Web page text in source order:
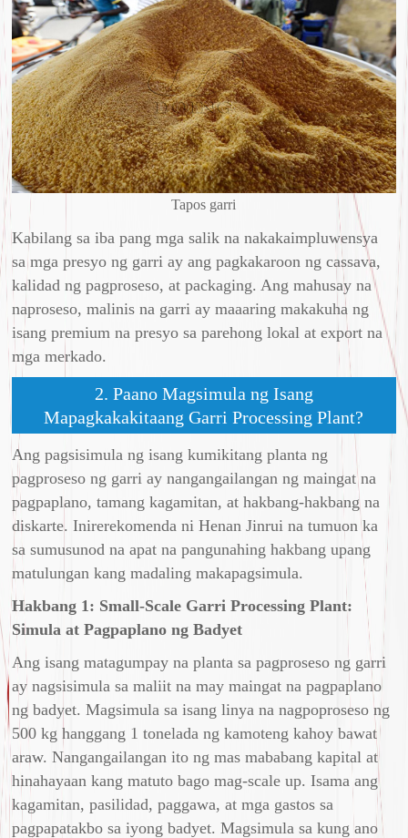
Tapos garri
Kabilang sa iba pang mga salik na nakakaimpluwensya
sa mga presyo ng garri ay ang pagkakaroon ng cassava,
kalidad ng pagproseso, at packaging. Ang mahusay na
naproseso, malinis na garri ay maaaring makakuha ng
isang premium na presyo sa parehong lokal at export na
mga merkado.
2. Paano Magsimula ng Isang
Mapagkakakitaang Garri Processing Plant?
Ang pagsisimula ng isang kumikitang planta ng
pagproseso ng garri ay nangangailangan ng maingat na
pagpaplano, tamang kagamitan, at hakbang-hakbang na
diskarte. Inirerekomenda ni Henan Jinrui na tumuon ka
sa sumusunod na apat na pangunahing hakbang upang
matulungan kang madaling makapagsimula.
Hakbang 1: Small-Scale Garri Processing Plant:
Simula at Pagpaplano ng Badyet
Ang isang matagumpay na planta sa pagproseso ng garri
ay nagsisimula sa maliit na may maingat na pagpaplano
ng badyet. Magsimula sa isang linya na nagpoproseso ng
500 kg hanggang 1 tonelada ng kamoteng kahoy bawat
araw. Nangangailangan ito ng mas mababang kapital at
hinahayaan kang matuto bago mag-scale up. Isama ang
kagamitan, pasilidad, paggawa, at mga gastos sa
pagpapatakbo sa iyong badyet. Magsimula sa kung ano